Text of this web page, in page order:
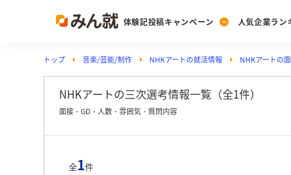
体験記投稿キャンペーン
Post
投稿する
人気企業ラン
Ranking
ランキングを見る
Vote
PickUp
注目の企業特集
トップ 音楽/芸能/制作 NHKアートの就活情報 NHKアートの
NHKアートの三次選考情報一覧（全1件）
面接・GD・人数・雰囲気・質問内容
全1件